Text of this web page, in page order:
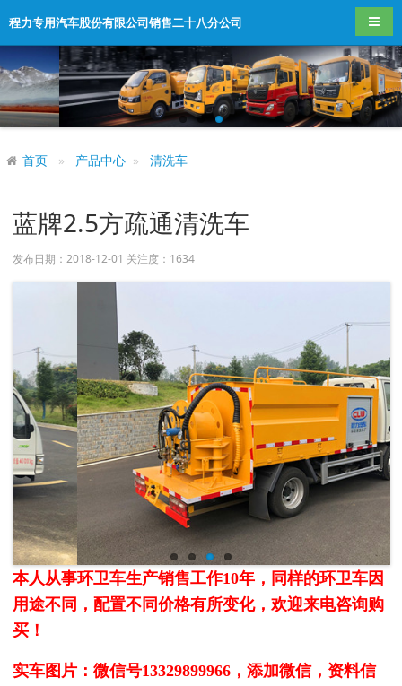
程力专用汽车股份有限公司销售二十八分公司 导航
首页 产品中心 清洗车
蓝牌2.5方疏通清洗车
发布日期：2018-12-01 关注度： 1634
本人从事环卫车生产销售工作10年，同样的环卫车因
用途不同，配置不同价格有所变化，欢迎来电咨询购
买！
实车图片： 微信号13329899966，添加微信，资料信